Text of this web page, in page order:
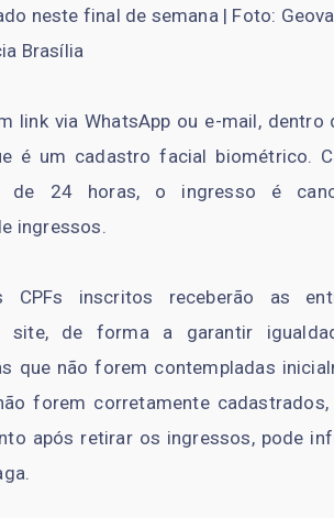
neste final de semana | Foto:
Brasília
link via WhatsApp ou e-mail, dentro
é um cadastro facial biométrico.
de 24 horas, o ingresso é
ingressos.
CPFs inscritos receberão as
site, de forma a garantir
que não forem contempladas
forem corretamente cadastrados,
após retirar os ingressos, pode